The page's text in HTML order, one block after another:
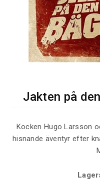
Jakten på
Kocken Hugo Larsson
hisnande äventyr efter